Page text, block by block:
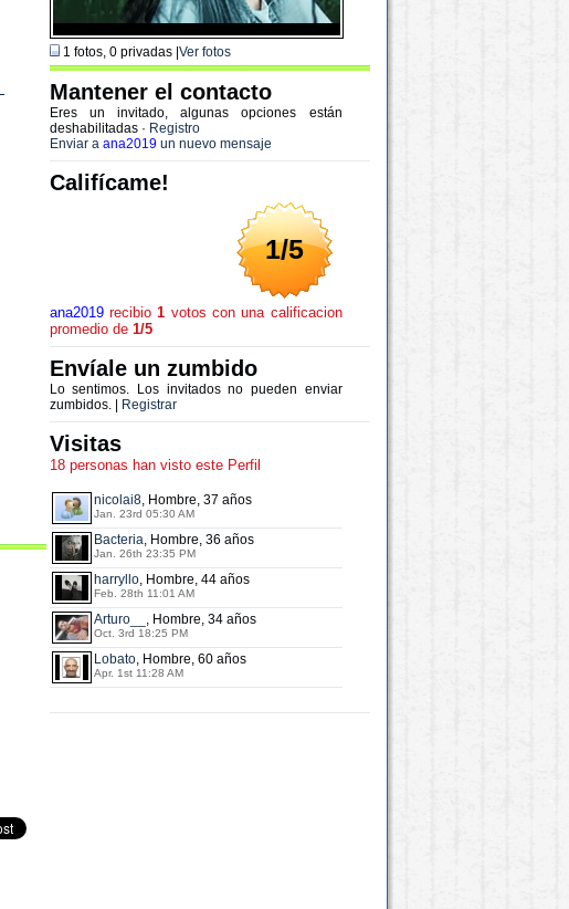
1 fotos, 0 privadas | Ver fotos
Mantener el contacto
Eres un invitado, algunas opciones están
deshabilitadas · Registro
Enviar a ana2019un nuevo mensaje
Califícame!
1/5
ana2019recibio1 votos con una calificacion
promedio de 1/5
Envíale un zumbido
Lo sentimos. Los invitados no pueden enviar
zumbidos. |
Registrar
Visitas
18 personas han visto este Perfil
nicolai8, Hombre, 37 años
Jan. 23rd 05:30 AM
Bacteria, Hombre, 36 años
Jan. 26th 23:35 PM
harryllo, Hombre, 44 años
Feb. 28th 11:01 AM
Arturo__ , Hombre, 34 años
Oct. 3rd 18:25 PM
Lobato, Hombre, 60 años
Apr. 1st 11:28 AM